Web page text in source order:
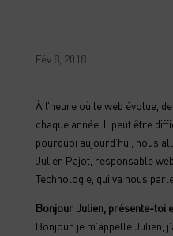
Fév 8, 2018
À l’heure où le web évolue,
chaque année. Il peut être
pourquoi aujourd’hui, nous
Julien Pajot, responsable
Technologie, qui va nous
Bonjour Julien, présente-toi
Bonjour, je m’appelle Julien,